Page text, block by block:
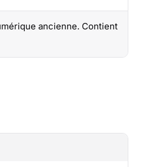
ancienne. Contient